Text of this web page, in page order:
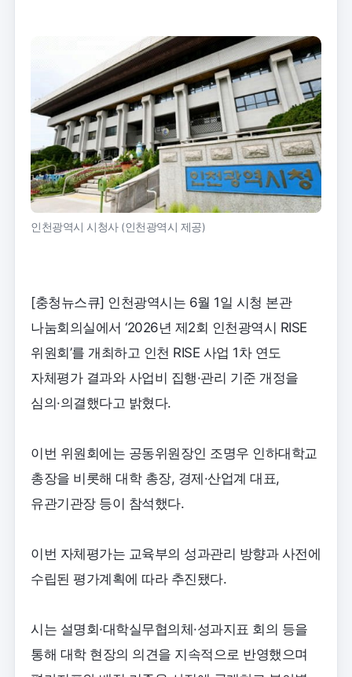
인천광역시 시청사 (인천광역시 제공)
[충청뉴스큐] 인천광역시는 6월 1일 시청 본관
나눔회의실에서 ‘2026년 제2회 인천광역시 RISE
위원회’를 개최하고 인천 RISE 사업 1차 연도
자체평가 결과와 사업비 집행·관리 기준 개정을
심의·의결했다고 밝혔다.
이번 위원회에는 공동위원장인 조명우 인하대학교
총장을 비롯해 대학 총장, 경제·산업계 대표,
유관기관장 등이 참석했다.
이번 자체평가는 교육부의 성과관리 방향과 사전에
수립된 평가계획에 따라 추진됐다.
시는 설명회·대학실무협의체·성과지표 회의 등을
통해 대학 현장의 의견을 지속적으로 반영했으며